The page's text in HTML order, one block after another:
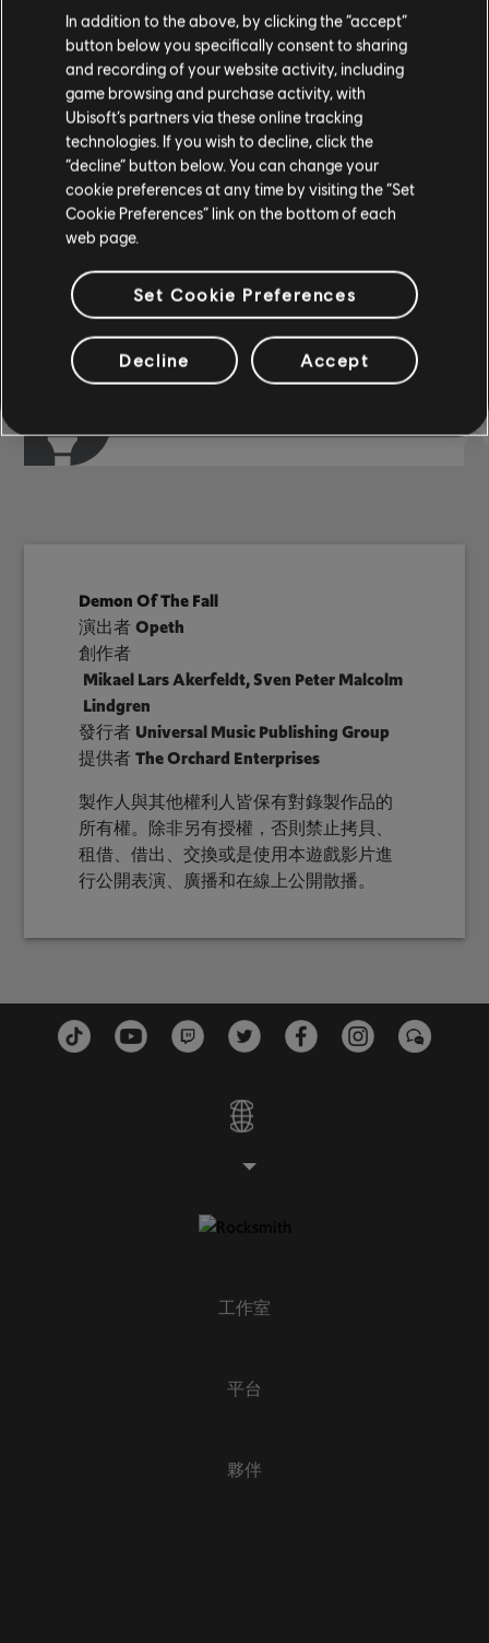
和弦圖
Team &
ARCHI
貝斯圖 ARCHI
樂器 / 編曲類型 已認證 編曲名稱
Demon Of The Fall
演出者Opeth
創作者
Mikael Lars Akerfeldt, Sven Peter Malcolm
Lindgren
發行者 Universal Music Publishing Group
提供者The Orchard Enterprises
製作人與其他權利人皆保有對錄製作品的
所有權。除非另有授權，否則禁止拷貝、
租借、借出、交換或是使用本遊戲影片進
行公開表演、廣播和在線上公開散播。
工作室
平台
夥伴
In addition to the above, by clicking the “accept”
button below you specifically consent to sharing
and recording of your website activity, including
game browsing and purchase activity, with
Ubisoft’s partners via these online tracking
technologies. If you wish to decline, click the
“decline” button below. You can change your
cookie preferences at any time by visiting the “Set
Cookie Preferences” link on the bottom of each
web page.
Set Cookie Preferences
Decline Accept